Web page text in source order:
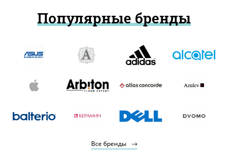
Популярные бренды
Все бренды